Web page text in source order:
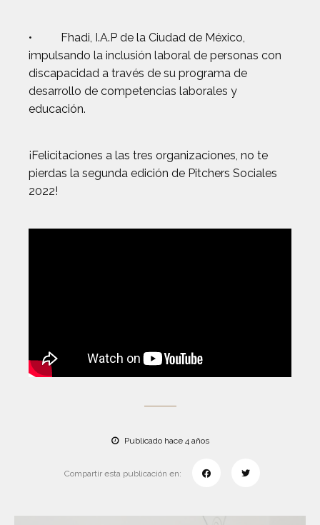
• Fhadi, I.A.P de la Ciudad de México,
impulsando la inclusión laboral de personas con
discapacidad a través de su programa de
desarrollo de competencias laborales y
educación.
¡Felicitaciones a las tres organizaciones, no te
pierdas la segunda edición de Pitchers Sociales
2022!
Publicado hace 4 años
Compartir esta publicación en: